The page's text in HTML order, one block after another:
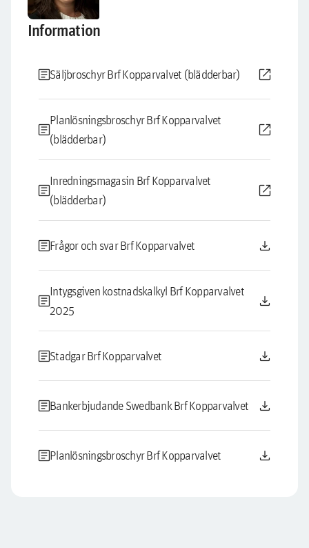
Information
articleSäljbroschyr Brf Kopparvalvet (blädderbar) open_in_new
article
Planlösningsbroschyr Brf Kopparvalvet
(blädderbar)
open_in_new
article
Inredningsmagasin Brf Kopparvalvet
(blädderbar)
open_in_new
articleFrågor och svar Brf Kopparvalvet download
article
Intygsgiven kostnadskalkyl Brf Kopparvalvet
2025
download
articleStadgar Brf Kopparvalvet download
articleBankerbjudande Swedbank Brf Kopparvalvet download
articlePlanlösningsbroschyr Brf Kopparvalvet download